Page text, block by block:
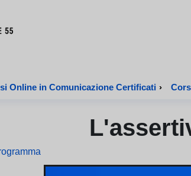
Online in Comunicazione Certificati ›